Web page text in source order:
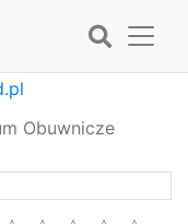
Obuwnicze